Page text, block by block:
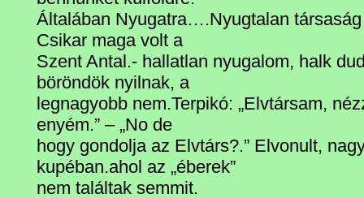
Általában Nyugatra….Nyugtalan
Csikar maga volt a
Szent Antal.- hallatlan nyugalom, halk
böröndök nyilnak, a
legnagyobb nem.Terpikó: „Elvtársam,
enyém.” – „No de
hogy gondolja az Elvtárs?.” Elvonult,
kupéban.ahol az „éberek”
nem találtak semmit.